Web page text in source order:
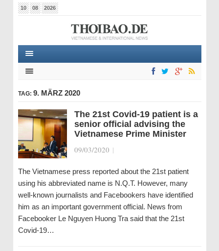
10 08 2026
TAG: 9. MÄRZ 2020
The 21st Covid-19 patient is a
senior official advising the
Vietnamese Prime Minister
09/03/2020 |
The Vietnamese press reported about the 21st patient
using his abbreviated name is N.Q.T. However, many
well-known journalists and Facebookers have identified
him as an important government official. News from
Facebooker Le Nguyen Huong Tra said that the 21st
Covid-19…